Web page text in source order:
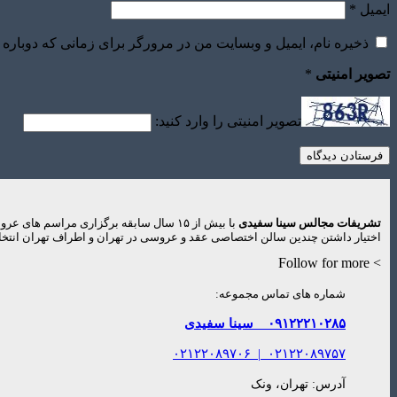
ایمیل *
ذخیره نام، ایمیل و وبسایت من در مرورگر برای زمانی که
تصویر امنیتی *
تصویر امنیتی را وارد کنید:
تشریفات مجالس سینا سفیدی
با بیش از ۱۵ سال سابقه برگزاری
اختیار داشتن چندین سالن اختصاصی عقد و عروسی در تهران و اطراف تهران
> Follow for more
شماره های تماس مجموعه:
۰۹۱۲۲۲۱۰۲۸۵ سینا سفیدی
۰۲۱۲۲۰۸۹۷۵۷ | ۰۲۱۲۲۰۸۹۷۰۶
آدرس: تهران، ونک